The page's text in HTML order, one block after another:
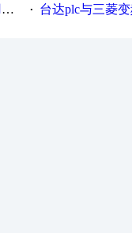
· 台达plc与三菱